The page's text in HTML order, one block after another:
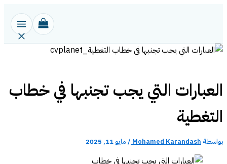
العبارات التي يجب تجنبها في خطاب
التغطية
بواسطة Mohamed Karandash
/ مايو 11, 2025